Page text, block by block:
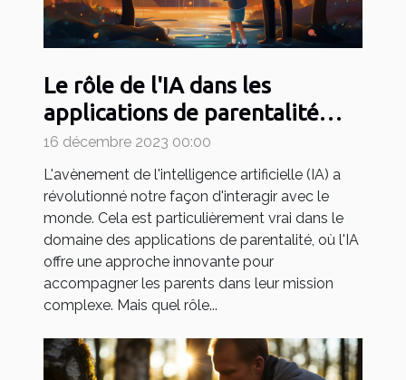
Le rôle de l'IA dans les
applications de parentalité
comme May
16 décembre 2023 00:00
L'avènement de l'intelligence artificielle (IA) a
révolutionné notre façon d'interagir avec le
monde. Cela est particulièrement vrai dans le
domaine des applications de parentalité, où l'IA
offre une approche innovante pour
accompagner les parents dans leur mission
complexe. Mais quel rôle...